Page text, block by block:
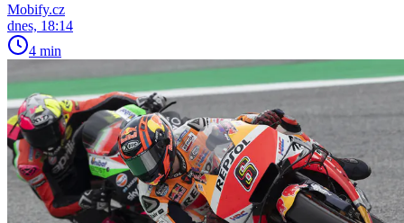
Mobify.cz
dnes, 18:14
4 min